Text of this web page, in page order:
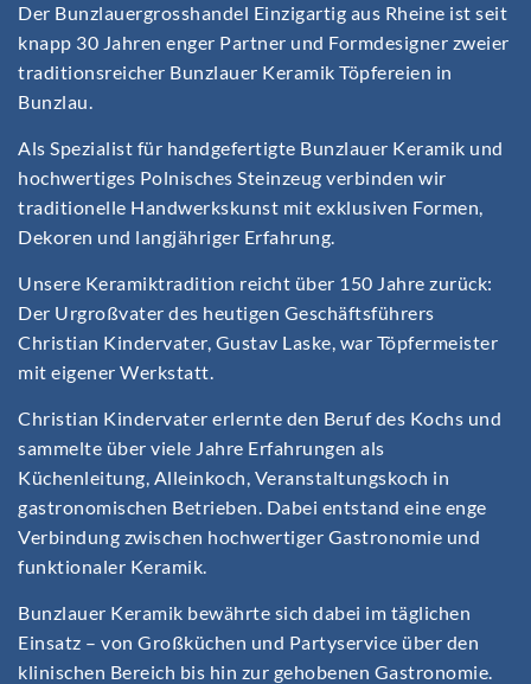
Der Bunzlauergrosshandel Einzigartig aus Rheine ist seit
knapp 30 Jahren enger Partner und Formdesigner zweier
traditionsreicher Bunzlauer Keramik Töpfereien in
Bunzlau.
Als Spezialist für handgefertigte Bunzlauer Keramik und
hochwertiges Polnisches Steinzeug verbinden wir
traditionelle Handwerkskunst mit exklusiven Formen,
Dekoren und langjähriger Erfahrung.
Unsere Keramiktradition reicht über 150 Jahre zurück:
Der Urgroßvater des heutigen Geschäftsführers
Christian Kindervater, Gustav Laske, war Töpfermeister
mit eigener Werkstatt.
Christian Kindervater erlernte den Beruf des Kochs und
sammelte über viele Jahre Erfahrungen als
Küchenleitung, Alleinkoch, Veranstaltungskoch in
gastronomischen Betrieben. Dabei entstand eine enge
Verbindung zwischen hochwertiger Gastronomie und
funktionaler Keramik.
Bunzlauer Keramik bewährte sich dabei im täglichen
Einsatz – von Großküchen und Partyservice über den
klinischen Bereich bis hin zur gehobenen Gastronomie.